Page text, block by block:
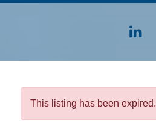
This listing has been expired.